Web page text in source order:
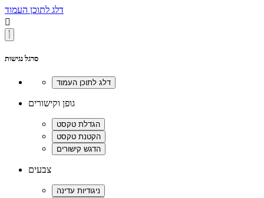
דלג לתוכן העמוד

סרגל נגישות
גופן וקישורים
צבעים